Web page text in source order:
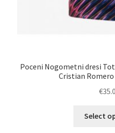
Poceni Nogometni dresi
Cristian
€
Select